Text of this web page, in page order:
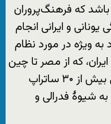
که فرهنگ‌پروران
و ایرانی انجام
به ویژه در مورد نظام
که از مصر تا چین
و از مقدونیه تا هند گسترده بود، از همبستگی بیش از ۳۰ ساتراپ
شیوۀ فدرالی و